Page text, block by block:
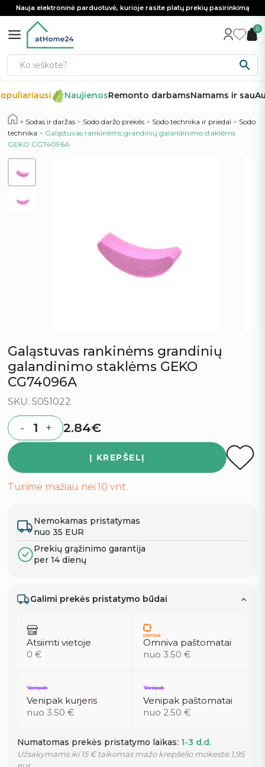
Nauja elektroninė parduotuvė, kurioje rasite platų prekių pasirinkimą
0
NaujienosRemonto darbamsNamams ir sau
Sodas ir daržas > Sodo daržo prekės > Sodo technika ir priedai > Sodo
technika > Galąstuvas rankinėms grandinių galandinimo staklėms
GEKO CG74096A
Galąstuvas rankinėms grandinių
galandinimo staklėms GEKO
CG74096A
SKU: 5051022
Quantity
- + 2.84€
Į KREPŠELĮ
Turime mažiau nei 10 vnt.
Nemokamas pristatymas
nuo 35 EUR
Prekių grąžinimo garantija
per 14 dienų
Galimi prekės pristatymo būdai
Atsiimti vietoje
0 €
Omniva paštomatai
nuo 3.50 €
Venipak kurjeris
nuo 3.50 €
Venipak paštomatai
nuo 2.50 €
Numatomas prekės pristatymo laikas: 1-3 d.d.
Užsakymams iki 15 € taikomas mažo krepšelio mokestis 1,95